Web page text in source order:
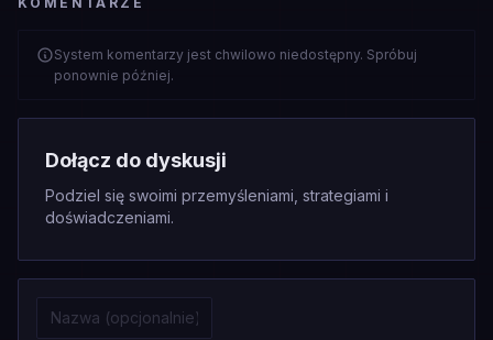
System komentarzy jest chwilowo niedostępny. Spróbuj
ponownie później.
Dołącz do dyskusji
Podziel się swoimi przemyśleniami, strategiami i
doświadczeniami.